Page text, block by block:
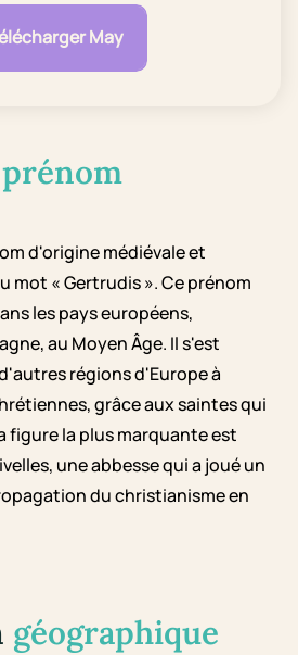
May
d'origine médiévale et
mot « Gertrudis ». Ce prénom
les pays européens,
au Moyen Âge. Il s'est
régions d'Europe à
grâce aux saintes qui
figure la plus marquante est
une abbesse qui a joué un
du christianisme en
géographique